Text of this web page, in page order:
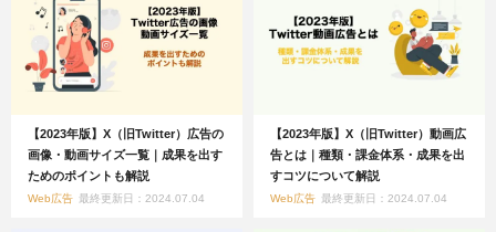
【2023年版】X（旧Twitter）広告の
画像・動画サイズ一覧｜成果を出す
ためのポイントも解説
Web広告 最終更新日：2024.07.04
【2023年版】X（旧Twitter）動画広
告とは｜種類・課金体系・成果を出
すコツについて解説
Web広告 最終更新日：2024.07.04